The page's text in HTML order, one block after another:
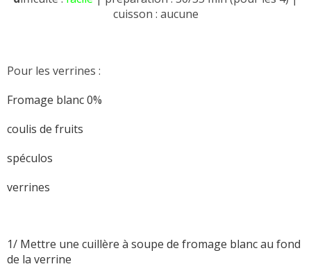
cuisson : aucune
Pour les verrines :
Fromage blanc 0%
coulis de fruits
spéculos
verrines
1/ Mettre une cuillère à soupe de fromage blanc au fond
de la verrine